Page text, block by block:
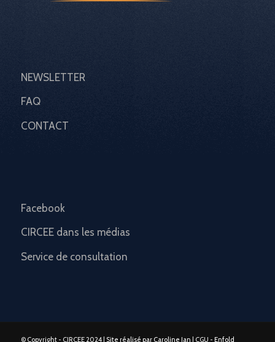
NEWSLETTER
FAQ
CONTACT
Facebook
CIRCEE dans les médias
Service de consultation
© Copyright - CIRCEE 2024 | Site réalisé par Caroline Jan | CGU - Enfold